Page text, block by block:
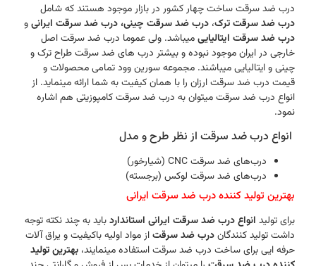
درب ضد سرقت ساخت چهار کشور در بازار موجود هستند که شامل
درب ضد سرقت ترک،درب ضد سرقت چینی،درب ضد سرقت ایرانیو
درب ضد سرقت ایتالیاییمیباشد. ولی عموما درب ضد سرقت اصل
خارجی در ایران موجود نبوده و بیشتر درب های ضد سرقت طراح ترک و
چینی و ایتالیایی میباشند. مجموعه سورین وود تمامی محصولات و
قیمت درب ضد سرقت ارزان را با همان کیفیت به شما ارائه مینماید. از
انواع درب ضد سرقت میتوان به درب ضد سرقت کامپوزیتی هم اشاره
نمود.
انواع درب ضد سرقت از نظر طرح و مدل
درب‌های ضد سرقت CNC (شیارخور)
درب‌های ضد سرقت لوکس (برجسته)
بهترین تولید کننده درب ضد سرقت ایرانی
برای تولیدانواع درب ضد سرقت ایرانی استانداردباید به چند نکته توجه
داشت تولید کنندگاندرب ضد سرقتاز مواد اولیه باکیفیت و یراق آلات
حرفه ایی برای ساخت درب ضد سرقت استفاده مینمایند،بهترین تولید